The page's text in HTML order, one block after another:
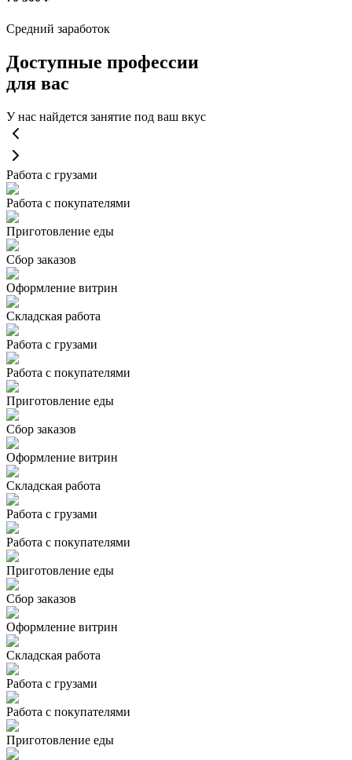
Средний заработок
Доступные профессии
для вас
У нас найдется занятие под ваш вкус
Работа с грузами
Работа с покупателями
Приготовление еды
Сбор заказов
Оформление витрин
Складская работа
Работа с грузами
Работа с покупателями
Приготовление еды
Сбор заказов
Оформление витрин
Складская работа
Работа с грузами
Работа с покупателями
Приготовление еды
Сбор заказов
Оформление витрин
Складская работа
Работа с грузами
Работа с покупателями
Приготовление еды